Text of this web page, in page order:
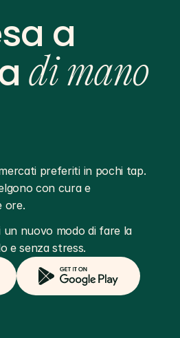
a
di mano
preferiti in pochi tap.
con cura e
ore.
un nuovo modo di fare la
e senza stress.